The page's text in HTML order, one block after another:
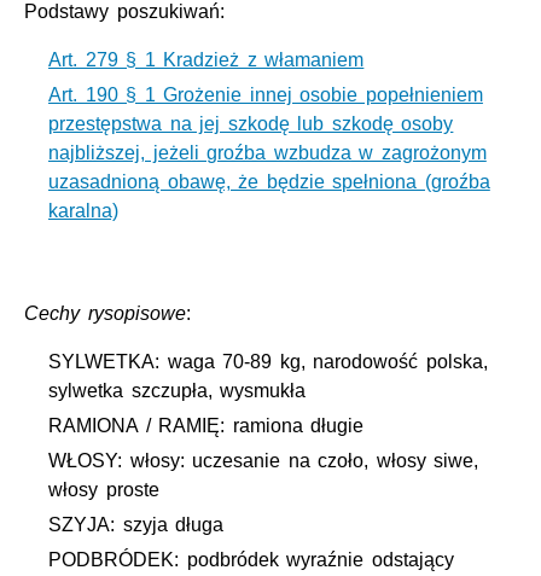
Podstawy poszukiwań:
Art. 279 § 1 Kradzież z włamaniem
Art. 190 § 1 Grożenie innej osobie popełnieniem
przestępstwa na jej szkodę lub szkodę osoby
najbliższej, jeżeli groźba wzbudza w zagrożonym
uzasadnioną obawę, że będzie spełniona (groźba
karalna)
Cechy rysopisowe:
SYLWETKA: waga 70-89 kg, narodowość polska,
sylwetka szczupła, wysmukła
RAMIONA / RAMIĘ: ramiona długie
WŁOSY: włosy: uczesanie na czoło, włosy siwe,
włosy proste
SZYJA: szyja długa
PODBRÓDEK: podbródek wyraźnie odstający